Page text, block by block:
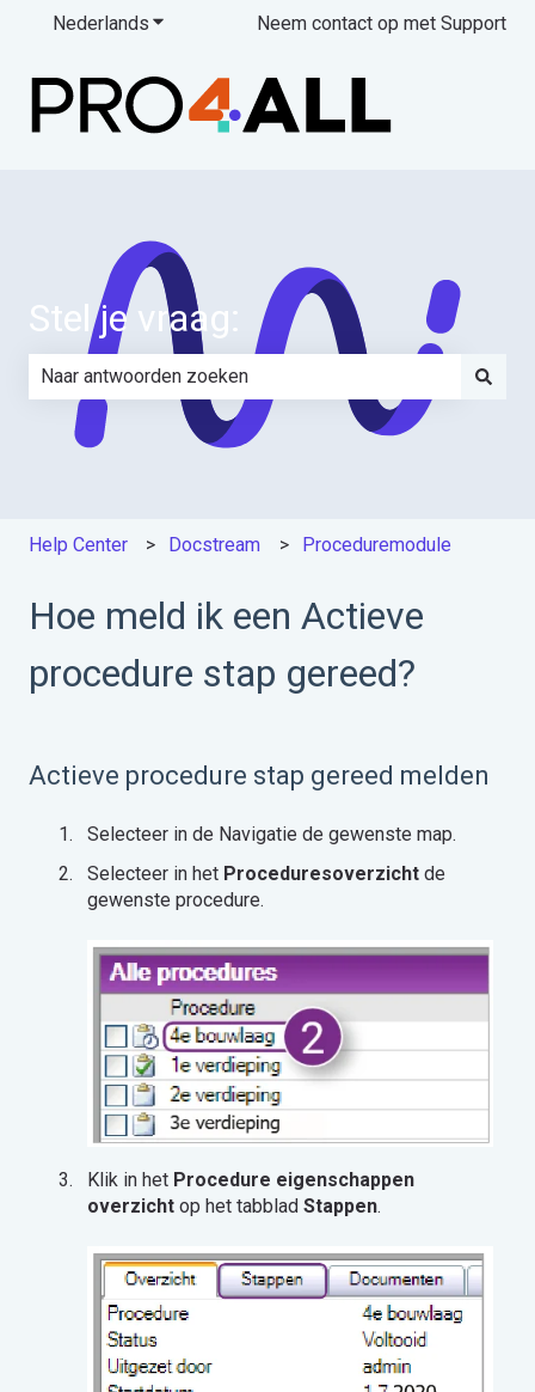
Nederlands Submenu tonen voor vertalingen
Neem contact op met Support
Stel je vraag:
Er zijn geen suggesties want het zoekveld is leeg.
Help Center Docstream Proceduremodule
Hoe meld ik een Actieve
procedure stap gereed?
Actieve procedure stap gereed melden
Selecteer in de Navigatie de gewenste map.
Selecteer in het Proceduresoverzicht de
gewenste procedure.
Klik in het Procedure eigenschappen
overzicht op het tabblad Stappen.